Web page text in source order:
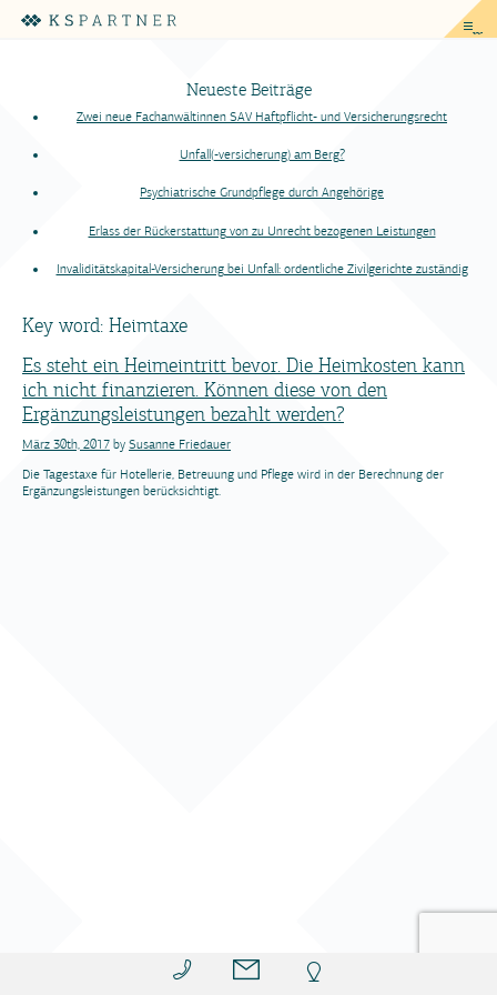
Neueste Beiträge
Zwei neue Fachanwältinnen SAV Haftpflicht- und Versicherungsrecht
Unfall(-versicherung) am Berg?
Psychiatrische Grundpflege durch Angehörige
Erlass der Rückerstattung von zu Unrecht bezogenen Leistungen
Invaliditätskapital-Versicherung bei Unfall: ordentliche Zivilgerichte zuständig
Key word: Heimtaxe
Es steht ein Heimeintritt bevor. Die Heimkosten kann
ich nicht finanzieren. Können diese von den
Ergänzungsleistungen bezahlt werden?
März 30th, 2017 by Susanne Friedauer
Die Tagestaxe für Hotellerie, Betreuung und Pflege wird in der Berechnung der
Ergänzungsleistungen berücksichtigt.